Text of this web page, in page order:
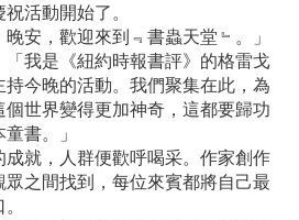
活動開始了。
，歡迎來到﹃書蟲天堂﹄。」
我是《紐約時報書評》的格雷戈
今晚的活動。我們聚集在此，為
世界變得更加神奇，這都要歸功
書。」
就，人群便歡呼喝采。作家創作
之間找到，每位來賓都將自己最